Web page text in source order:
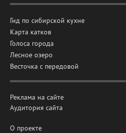
Гид по сибирской кухне
Карта катков
Голоса города
Лесное озеро
Весточка с передовой
Реклама на сайте
Аудитория сайта
О проекте